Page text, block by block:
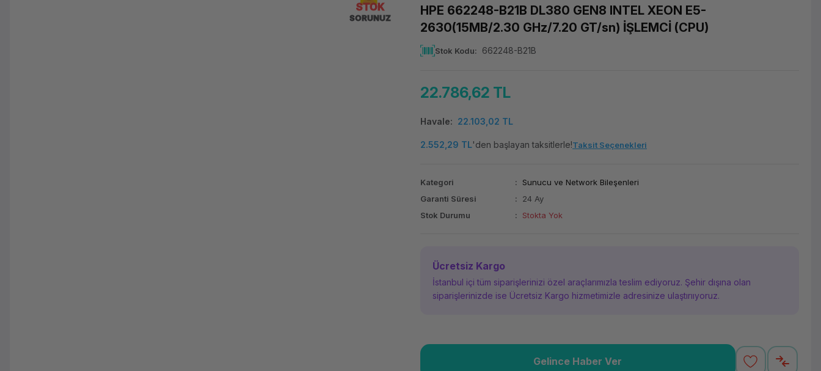
STOK
SORUNUZ
HPE 662248-B21B DL380 GEN8 INTEL XEON E5-
2630(15MB/2.30 GHz/7.20 GT/sn) İŞLEMCİ (CPU)
Stok Kodu 662248-B21B
22.786,62 TL
Havale 22.103,02 TL
2.552,29 TL'den başlayan taksitlerle!Taksit Seçenekleri
Kategori
Sunucu ve Network Bileşenleri
Garanti Süresi
24 Ay
Stok Durumu
Stokta Yok
Ücretsiz Kargo
İstanbul içi tüm siparişlerinizi özel araçlarımızla teslim ediyoruz. Şehir dışına olan
siparişlerinizde ise Ücretsiz Kargo hizmetimizle adresinize ulaştırııyoruz.
Gelince Haber Ver